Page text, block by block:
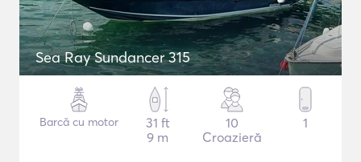
Sea Ray Sundancer 315
Barcă cu motor
31 ft
9 m
10
Croazieră
1